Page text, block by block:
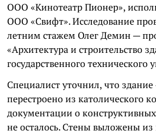
ООО «Кинотеатр Пионер»,
ООО «Свифт». Исследование
летним стажем Олег Демин —
«Архитектура и строительство
государственного технического
Специалист уточнил, что
перестроено из католического
документации о
не осталось. Стены выложены из